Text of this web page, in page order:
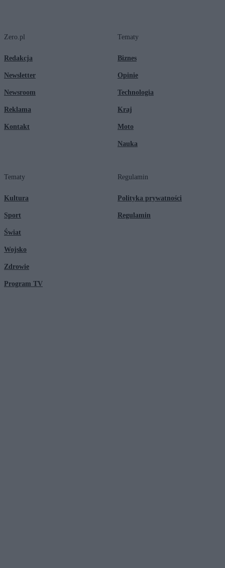
Zero.pl
Redakcja
Newsletter
Newsroom
Reklama
Kontakt
Tematy
Biznes
Opinie
Technologia
Kraj
Moto
Nauka
Tematy
Kultura
Sport
Świat
Wojsko
Zdrowie
Program TV
Regulamin
Polityka prywatności
Regulamin